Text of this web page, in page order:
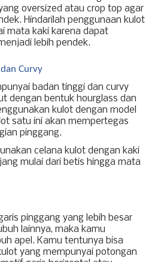
oversized atau crop top agar
Hindarilah penggunaan kulot
mata kaki karena dapat
lebih pendek.
Curvy
badan tinggi dan curvy
dengan bentuk hourglass dan
kulot dengan model
satu ini akan mempertegas
pinggang.
celana kulot dengan kaki
mulai dari betis hingga mata
pinggang yang lebih besar
lainnya, maka kamu
apel. Kamu tentunya bisa
yang mempunyai potongan